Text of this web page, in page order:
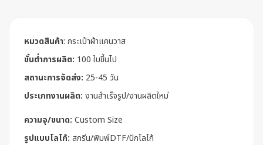
หมวดสินค้า: กระเป๋าผ้าแคนวาส
ขั้นต่ำการผลิต: 100 ใบขึ้นไป
สถานะการจัดส่ง: 25-45 วัน
ประเภทงานผลิต: งานสำเร็จรูป/งานผลิตใหม่
ความจุ/ขนาด: Custom Size
รูปแบบโลโก้: สกรีน/พิมพ์DTF/ปักโลโก้